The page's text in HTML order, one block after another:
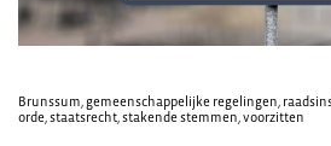
Brunssum, gemeenschappelijke regelingen,
orde,staatsrecht,stakende stemmen,voorzitten